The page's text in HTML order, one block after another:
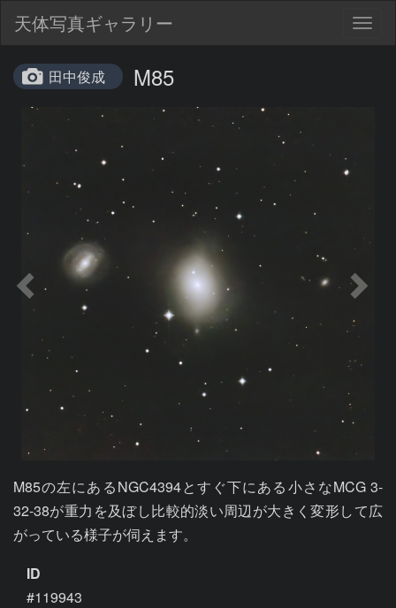
天体写真ギャラリー
田中俊成 M85
M85の左にあるNGC4394とすぐ下にある小さなMCG 3-
32-38が重力を及ぼし比較的淡い周辺が大きく変形して広
がっている様子が伺えます。
ID
#119943